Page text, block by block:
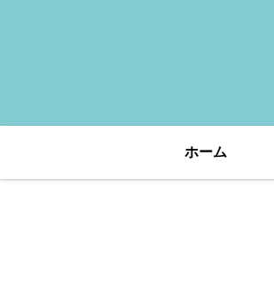
ホーム